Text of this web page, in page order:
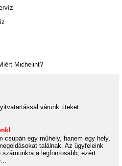
várunk titeket:
csupán egy műhely, hanem egy hely,
találnak. Az ügyfeleink
számunkra a legfontosabb, ezért